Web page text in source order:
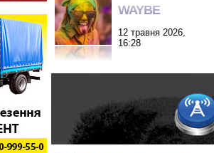
WAYBE
12 травня 2026,
16:28